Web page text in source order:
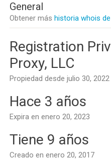
General
Obtener más historia whois
Registration
Proxy, LLC
Propiedad desde julio 30, 2022
Hace 3 años
Expira en enero 20, 2023
Tiene 9 años
Creado en enero 20, 2017